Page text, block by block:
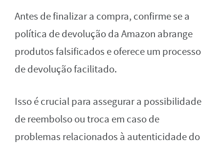
Antes de finalizar a compra, confirme se a
política de devolução da Amazon abrange
produtos falsificados e oferece um processo
de devolução facilitado.
Isso é crucial para assegurar a possibilidade
de reembolso ou troca em caso de
problemas relacionados à autenticidade do